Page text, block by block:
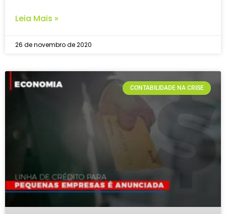
Leia Mais »
26 de novembro de 2020
CONTABILIDADE NA CRISE